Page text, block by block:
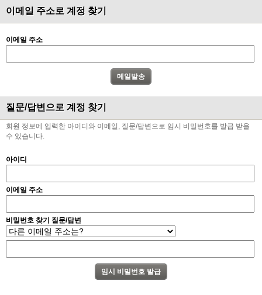
이메일 주소로 계정 찾기
이메일 주소
질문/답변으로 계정 찾기
회원 정보에 입력한 아이디와 이메일, 질문/답변으로 임시 비밀번호를 발급 받을
수 있습니다.
아이디
이메일 주소
비밀번호 찾기 질문/답변